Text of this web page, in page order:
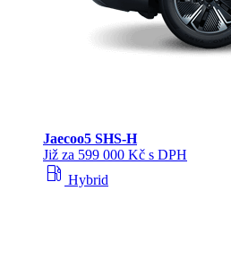
Jaecoo5 SHS-H
Již za 599 000 Kč s DPH
local_gas_station Hybrid